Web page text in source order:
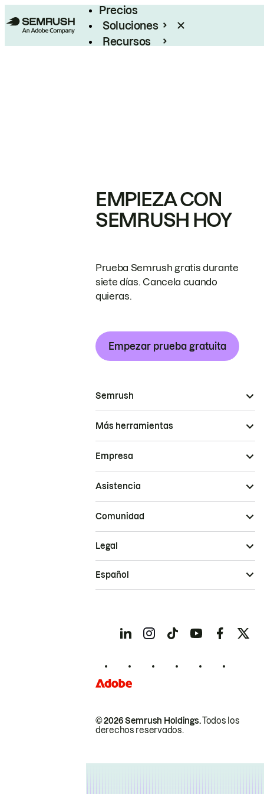
Precios
Soluciones
Recursos
EMPIEZA CON
SEMRUSH HOY
Prueba Semrush gratis durante
siete días. Cancela cuando
quieras.
Empezar prueba gratuita
Semrush
Más herramientas
Empresa
Asistencia
Comunidad
© 2026 Semrush Holdings.Todos los
derechos reservados.
Legal
Español